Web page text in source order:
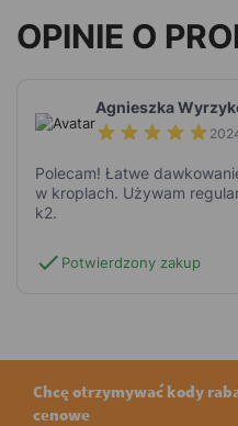
OPINIE O
Agnieszka
Polecam! Łatwe
w kroplach. Używam
k2.
check Potwierdzony zakup
Chcę otrzymywać kody
cenowe